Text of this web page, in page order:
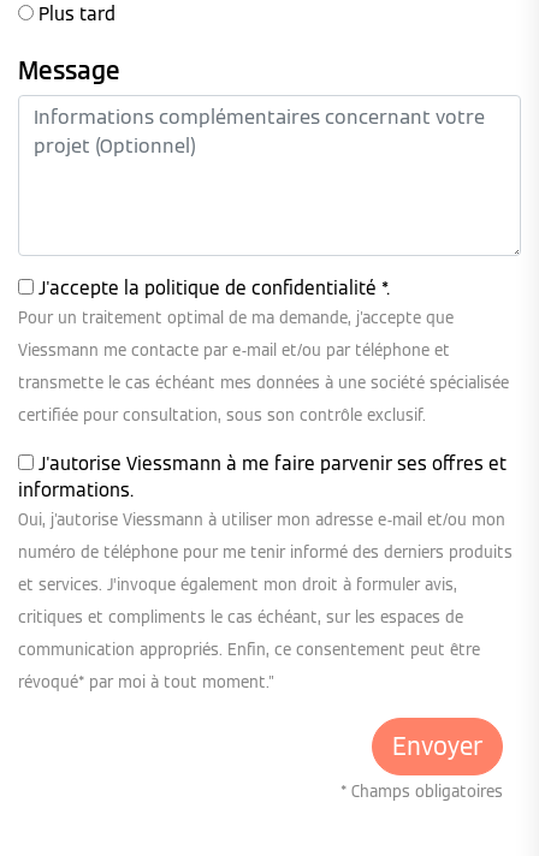
Plus tard
Message
J'accepte la politique de confidentialité *.
Pour un traitement optimal de ma demande, j'accepte que
Viessmann me contacte par e-mail et/ou par téléphone et
transmette le cas échéant mes données à une société spécialisée
certifiée pour consultation, sous son contrôle exclusif.
J'autorise Viessmann à me faire parvenir ses offres et
informations.
Oui, j'autorise Viessmann à utiliser mon adresse e-mail et/ou mon
numéro de téléphone pour me tenir informé des derniers produits
et services. J’invoque également mon droit à formuler avis,
critiques et compliments le cas échéant, sur les espaces de
communication appropriés. Enfin, ce consentement peut être
révoqué* par moi à tout moment."
* Champs obligatoires